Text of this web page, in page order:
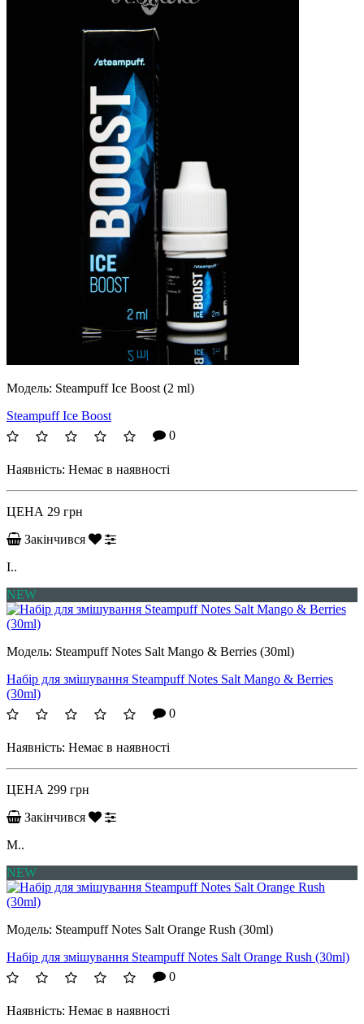
Модель: Steampuff Ice Boost (2 ml)
Steampuff Ice Boost
0
Наявність: Немає в наявності
ЦЕНА 29 грн
Закінчився
I..
NEW
Модель: Steampuff Notes Salt Mango & Berries (30ml)
Набір для змішування Steampuff Notes Salt Mango & Berries
(30ml)
0
Наявність: Немає в наявності
ЦЕНА 299 грн
Закінчився
M..
NEW
Модель: Steampuff Notes Salt Orange Rush (30ml)
Набір для змішування Steampuff Notes Salt Orange Rush (30ml)
0
Наявність: Немає в наявності